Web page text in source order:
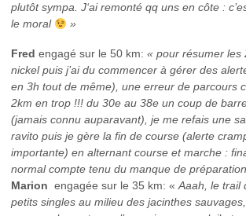
plutôt sympa. J‘ai remonté qq uns en côte :
le moral
»
Fred engagé sur le 50 km: « pour résumer les
nickel puis j’ai du commencer à gérer des
en 3h tout de même), une erreur de parcours
2km en trop !!! du 30e au 38e un coup de
(jamais connu auparavant), je me refais une
ravito puis je gère la fin de course (alerte
importante) en alternant course et marche :
normal compte tenu du manque de
Marion engagée sur le 35 km: « Aaah, le trail
petits singles au milieu des jacinthes